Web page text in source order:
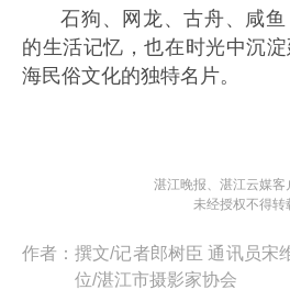
石狗、网龙、古舟、咸
的生活记忆，也在时光中沉
海民俗文化的独特名片。
湛江晚报、湛江云媒客
未经授权不得转
作者： 撰文/记者郎树臣 通讯员宋
位/湛江市摄影家协会